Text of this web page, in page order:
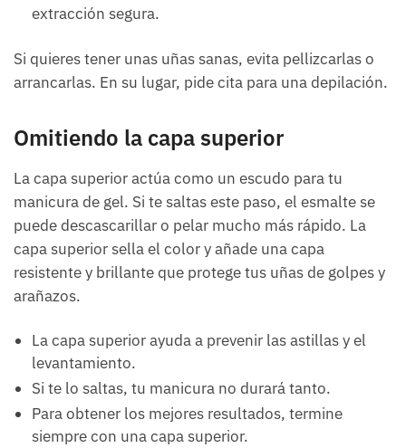
extracción segura.
Si quieres tener unas uñas sanas, evita pellizcarlas o
arrancarlas. En su lugar, pide cita para una depilación.
Omitiendo la capa superior
La capa superior actúa como un escudo para tu
manicura de gel. Si te saltas este paso, el esmalte se
puede descascarillar o pelar mucho más rápido. La
capa superior sella el color y añade una capa
resistente y brillante que protege tus uñas de golpes y
arañazos.
La capa superior ayuda a prevenir las astillas y el
levantamiento.
Si te lo saltas, tu manicura no durará tanto.
Para obtener los mejores resultados, termine
siempre con una capa superior.